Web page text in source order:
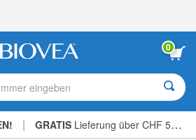
0
eingeben
| GRATIS Lieferung über CHF 56.00 »